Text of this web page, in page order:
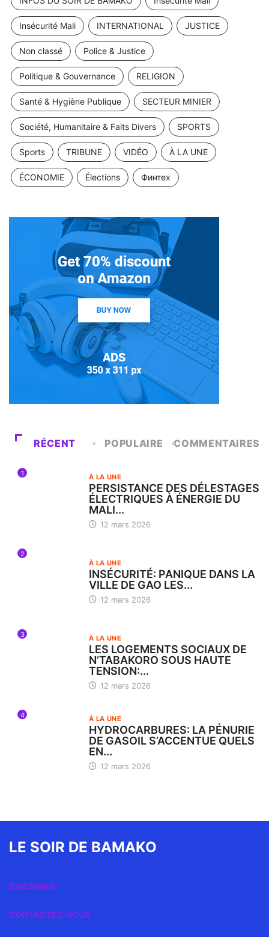
Insécurité Mali INTERNATIONAL JUSTICE
Non classé Police & Justice
Politique & Gouvernance RELIGION
Santé & Hygiène Publique SECTEUR MINIER
Société, Humanitaire & Faits Divers SPORTS
Sports TRIBUNE VIDÉO À LA UNE
ÉCONOMIE Élections Финтех
RÉCENT POPULAIRE COMMENTAIRES
1 À LA UNE
PERSISTANCE DES DÉLESTAGES
ÉLECTRIQUES À ÉNERGIE DU
MALI...
12 mars 2026
2
À LA UNE
INSÉCURITÉ: PANIQUE DANS LA
VILLE DE GAO LES...
12 mars 2026
3 À LA UNE
LES LOGEMENTS SOCIAUX DE
N’TABAKORO SOUS HAUTE
TENSION:...
12 mars 2026
4 À LA UNE
HYDROCARBURES: LA PÉNURIE
DE GASOIL S’ACCENTUE QUELS
EN...
12 mars 2026
LE SOIR DE BAMAKO
S’ABONNER
CONTACTEZ-NOUS